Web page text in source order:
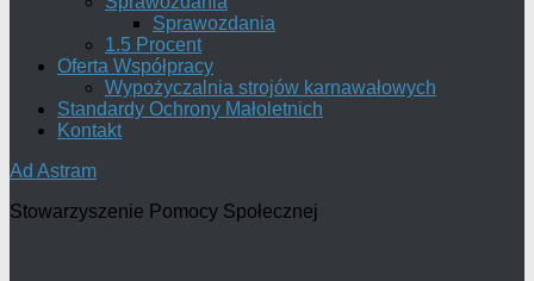
Sprawozdania
1.5 Procent
Oferta Współpracy
Wypożyczalnia strojów karnawałowych
Standardy Ochrony Małoletnich
Kontakt
Ad Astram
Stowarzyszenie Pomocy Społecznej